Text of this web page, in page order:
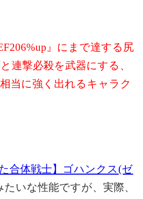
』にまで達する尻
連撃必殺を武器にする、
当に強く出れるキャラク
合体戦士】ゴハンクス(ゼ
いな性能ですが、実際、